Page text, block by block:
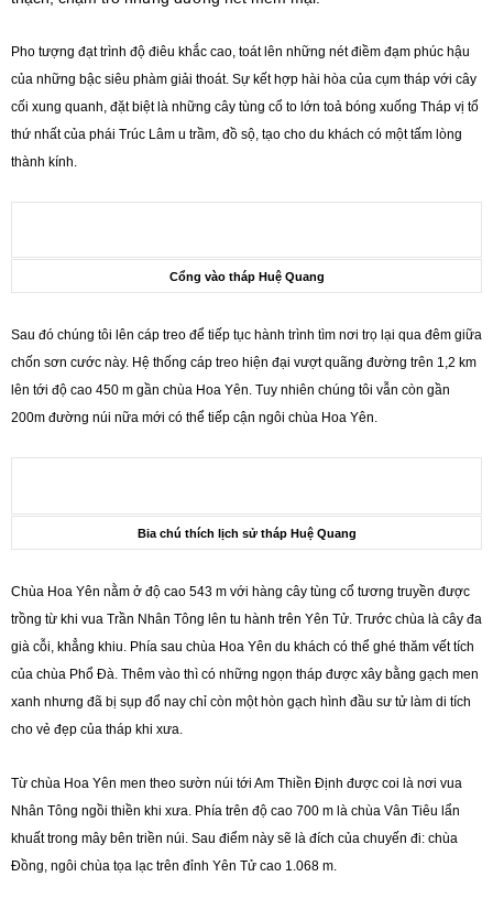
Pho tượng đạt trình độ điêu khắc cao, toát lên những nét điềm đạm phúc hậu
của những bậc siêu phàm giải thoát. Sự kết hợp hài hòa của cụm tháp với cây
cối xung quanh, đặt biệt là những cây tùng cổ to lớn toả bóng xuống Tháp vị tổ
thứ nhất của phái Trúc Lâm u trầm, đồ sộ, tạo cho du khách có một tấm lòng
thành kính.
Cổng vào tháp Huệ Quang
Sau đó chúng tôi lên cáp treo để tiếp tục hành trình tìm nơi trọ lại qua đêm giữa
chốn sơn cước này. Hệ thống cáp treo hiện đại vượt quãng đường trên 1,2 km
lên tới độ cao 450 m gần chùa Hoa Yên. Tuy nhiên chúng tôi vẫn còn gần
200m đường núi nữa mới có thể tiếp cận ngôi chùa Hoa Yên.
Bia chú thích lịch sử tháp Huệ Quang
Chùa Hoa Yên nằm ở độ cao 543 m với hàng cây tùng cổ tương truyền được
trồng từ khi vua Trần Nhân Tông lên tu hành trên Yên Tử. Trước chùa là cây đa
già cỗi, khẳng khiu. Phía sau chùa Hoa Yên du khách có thể ghé thăm vết tích
của chùa Phổ Đà. Thêm vào thì có những ngọn tháp được xây bằng gạch men
xanh nhưng đã bị sụp đổ nay chỉ còn một hòn gạch hình đầu sư tử làm di tích
cho vẻ đẹp của tháp khi xưa.
Từ chùa Hoa Yên men theo sườn núi tới Am Thiền Định được coi là nơi vua
Nhân Tông ngồi thiền khi xưa. Phía trên độ cao 700 m là chùa Vân Tiêu lẩn
khuất trong mây bên triền núi. Sau điểm này sẽ là đích của chuyến đi: chùa
Đồng, ngôi chùa tọa lạc trên đỉnh Yên Tử cao 1.068 m.